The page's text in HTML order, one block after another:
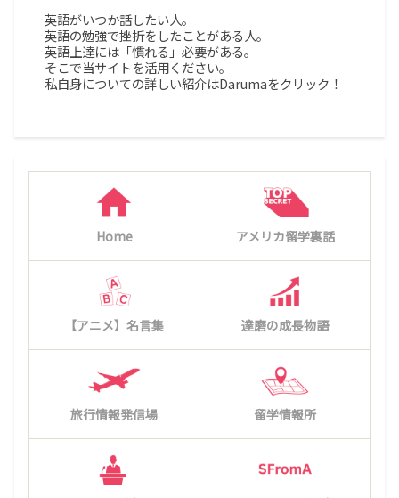
英語がいつか話したい人。
英語の勉強で挫折をしたことがある人。
英語上達には「慣れる」必要がある。
そこで当サイトを活用ください。
私自身についての詳しい紹介はDarumaをクリック！
Home アメリカ留学裏話
【アニメ】名言集 達磨の成長物語
旅行情報発信場 留学情報所